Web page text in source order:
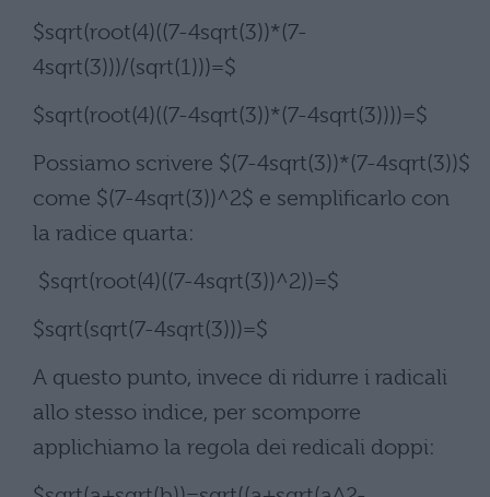
$sqrt(root(4)((7-4sqrt(3))*(7-
4sqrt(3)))/(sqrt(1)))=$
$sqrt(root(4)((7-4sqrt(3))*(7-4sqrt(3))))=$
Possiamo scrivere $(7-4sqrt(3))*(7-4sqrt(3))$
come $(7-4sqrt(3))^2$ e semplificarlo con
la radice quarta:
$sqrt(root(4)((7-4sqrt(3))^2))=$
$sqrt(sqrt(7-4sqrt(3)))=$
A questo punto, invece di ridurre i radicali
allo stesso indice, per scomporre
applichiamo la regola dei redicali doppi: